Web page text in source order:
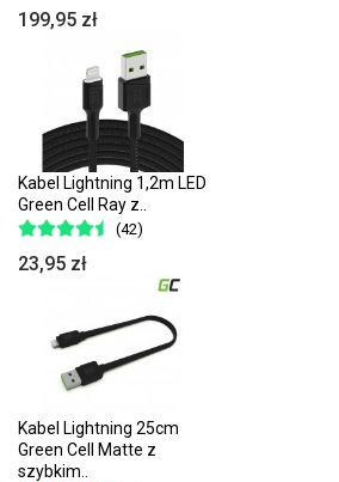
199,95 zł
Kabel Lightning 1,2m LED
Green Cell Ray z..
(42)
23,95 zł
Kabel Lightning 25cm
Green Cell Matte z
szybkim..